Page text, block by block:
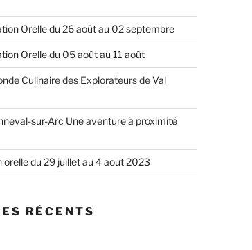
Orelle du 26 août au 02 septembre
Orelle du 05 août au 11 août
Culinaire des Explorateurs de Val
sur-Arc Une aventure à proximité
du 29 juillet au 4 aout 2023
RÉCENTS